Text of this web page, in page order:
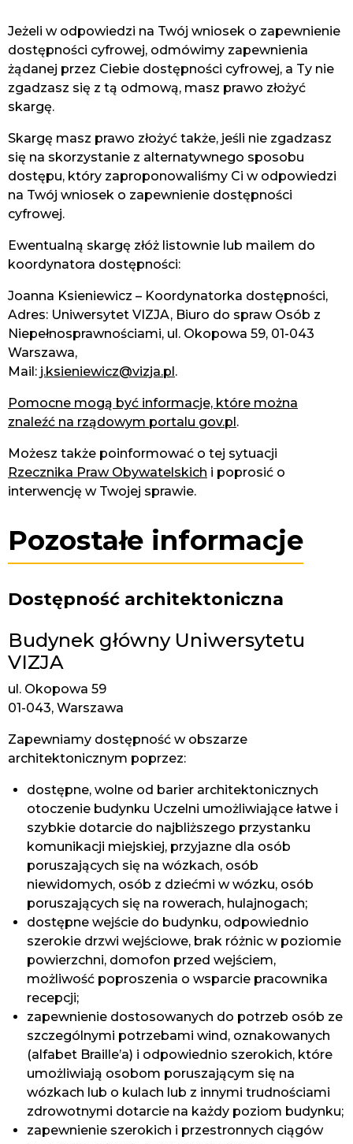
Jeżeli w odpowiedzi na Twój wniosek o zapewnienie
dostępności cyfrowej, odmówimy zapewnienia
żądanej przez Ciebie dostępności cyfrowej, a Ty nie
zgadzasz się z tą odmową, masz prawo złożyć
skargę.
Skargę masz prawo złożyć także, jeśli nie zgadzasz
się na skorzystanie z alternatywnego sposobu
dostępu, który zaproponowaliśmy Ci w odpowiedzi
na Twój wniosek o zapewnienie dostępności
cyfrowej.
Ewentualną skargę złóż listownie lub mailem do
koordynatora dostępności:
Joanna Ksieniewicz – Koordynatorka dostępności,
Adres: Uniwersytet VIZJA, Biuro do spraw Osób z
Niepełnosprawnościami, ul. Okopowa 59, 01-043
Warszawa,
Mail: j.ksieniewicz@vizja.pl.
Pomocne mogą być informacje, które można
znaleźć na rządowym portalu gov.pl.
Możesz także poinformować o tej sytuacji
Rzecznika Praw Obywatelskich i poprosić o
interwencję w Twojej sprawie.
Pozostałe informacje
Dostępność architektoniczna
Budynek główny Uniwersytetu
VIZJA
ul. Okopowa 59
01-043, Warszawa
Zapewniamy dostępność w obszarze
architektonicznym poprzez:
dostępne, wolne od barier architektonicznych
otoczenie budynku Uczelni umożliwiające łatwe i
szybkie dotarcie do najbliższego przystanku
komunikacji miejskiej, przyjazne dla osób
poruszających się na wózkach, osób
niewidomych, osób z dziećmi w wózku, osób
poruszających się na rowerach, hulajnogach;
dostępne wejście do budynku, odpowiednio
szerokie drzwi wejściowe, brak różnic w poziomie
powierzchni, domofon przed wejściem,
możliwość poproszenia o wsparcie pracownika
recepcji;
zapewnienie dostosowanych do potrzeb osób ze
szczególnymi potrzebami wind, oznakowanych
(alfabet Braille’a) i odpowiednio szerokich, które
umożliwiają osobom poruszającym się na
wózkach lub o kulach lub z innymi trudnościami
zdrowotnymi dotarcie na każdy poziom budynku;
zapewnienie szerokich i przestronnych ciągów